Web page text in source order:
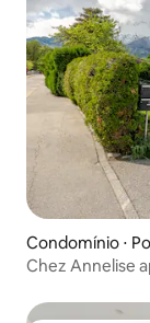
Condomínio ⋅
Chez Annelise